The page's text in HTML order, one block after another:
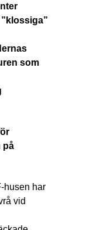
som
på
husen har
vid